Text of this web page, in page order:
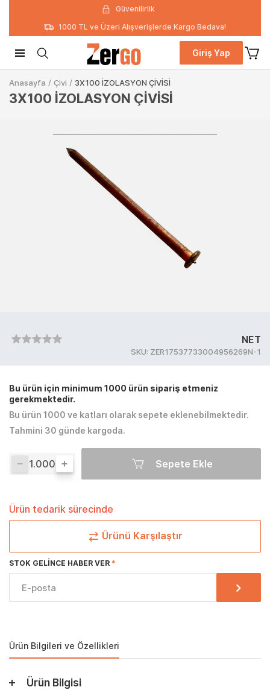
Güvenilirlik
1000 TL ve Üzeri Alışverişlerde Kargo Bedava!
Giriş Yap
Anasayfa / Çivi / 3X100 İZOLASYON ÇİVİSİ
3X100 İZOLASYON ÇİVİSİ
NET
SKU: ZER17537733004956269N-1
Bu ürün için minimum 1000 ürün sipariş etmeniz
gerekmektedir.
Bu ürün 1000 ve katları olarak sepete eklenebilmektedir.
Tahmini 30 günde kargoda.
Sepete Ekle
Ürün tedarik sürecinde
Ürünü Karşılaştır
STOK GELINCE HABER VER
Ürün Bilgileri ve Özellikleri
Ürün Bilgisi